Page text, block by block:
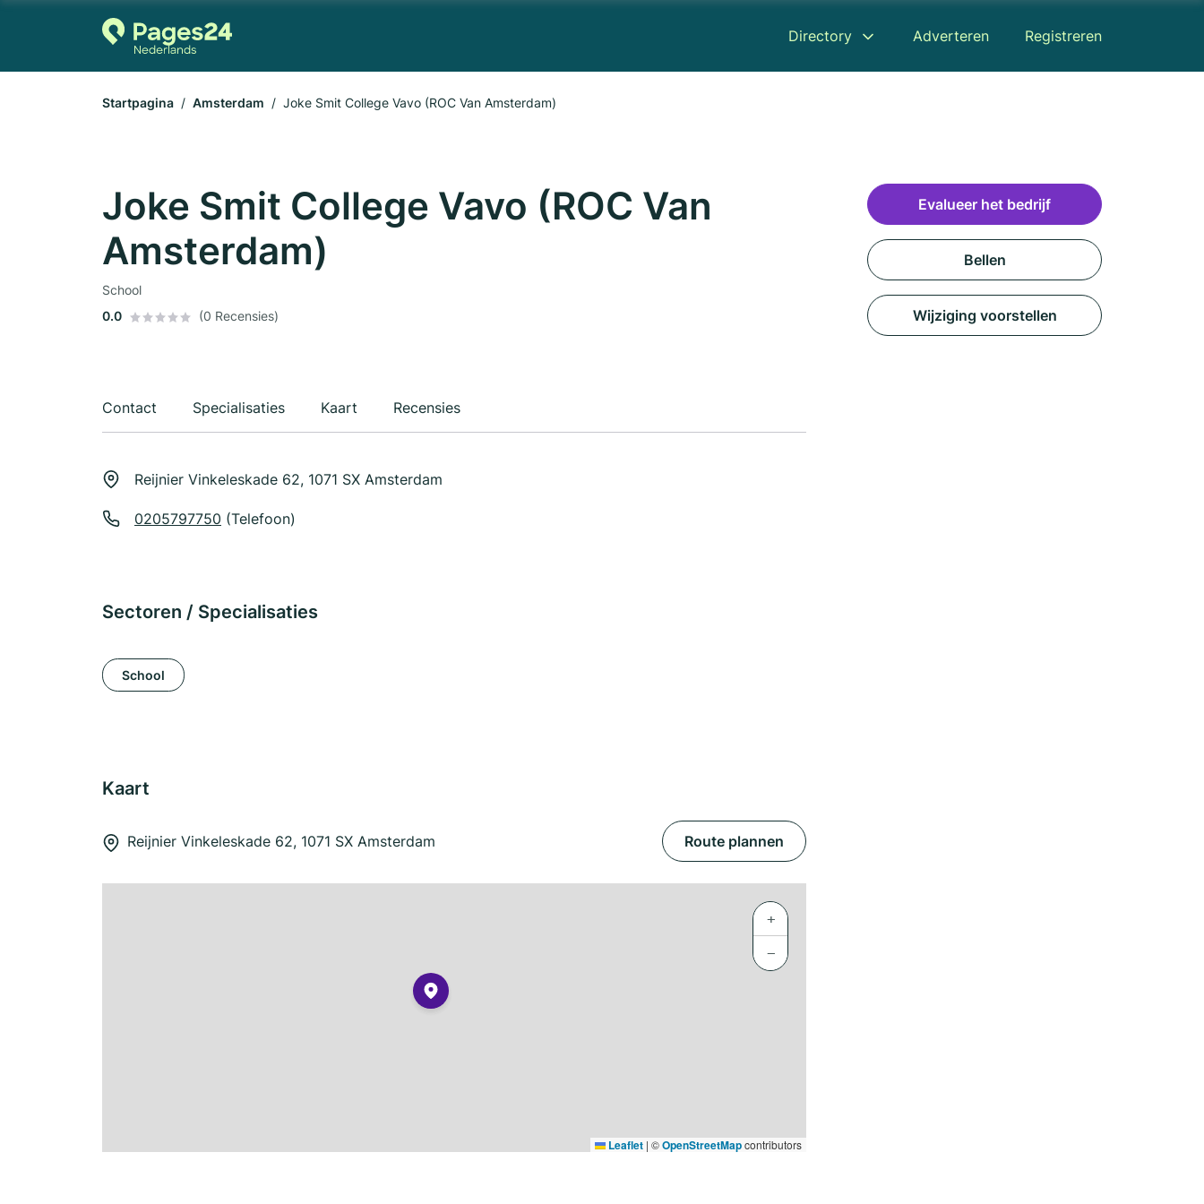
Directory Adverteren Registreren
Startpagina Amsterdam Joke Smit College Vavo (ROC Van Amsterdam)
Joke Smit College Vavo (ROC Van
Amsterdam)
School
0.0
(0 Recensies)
Contact Specialisaties Kaart Recensies
Reijnier Vinkeleskade 62, 1071 SX Amsterdam
0205797750 (Telefoon)
Sectoren / Specialisaties
School
Kaart
Reijnier Vinkeleskade 62, 1071 SX Amsterdam Route plannen
+
−
Leaflet | ©OpenStreetMapcontributors
Evalueer het bedrijf
Bellen
Wijziging voorstellen